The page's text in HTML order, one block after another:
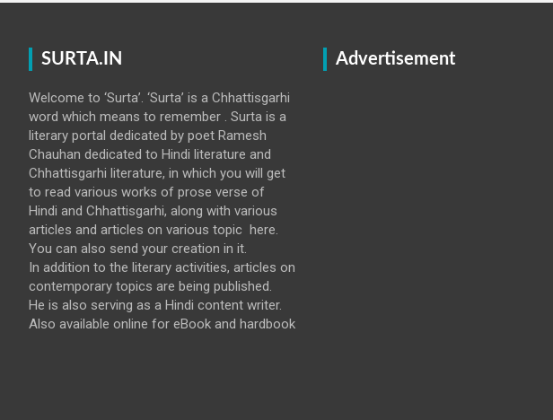
SURTA.IN
Welcome to ‘Surta’. ‘Surta’ is a Chhattisgarhi
word which means to remember . Surta is a
literary portal dedicated by poet Ramesh
Chauhan dedicated to Hindi literature and
Chhattisgarhi literature, in which you will get
to read various works of prose verse of
Hindi and Chhattisgarhi, along with various
articles and articles on various topic here.
You can also send your creation in it.
In addition to the literary activities, articles on
contemporary topics are being published.
He is also serving as a Hindi content writer.
Also available online for eBook and hardbook
Advertisement